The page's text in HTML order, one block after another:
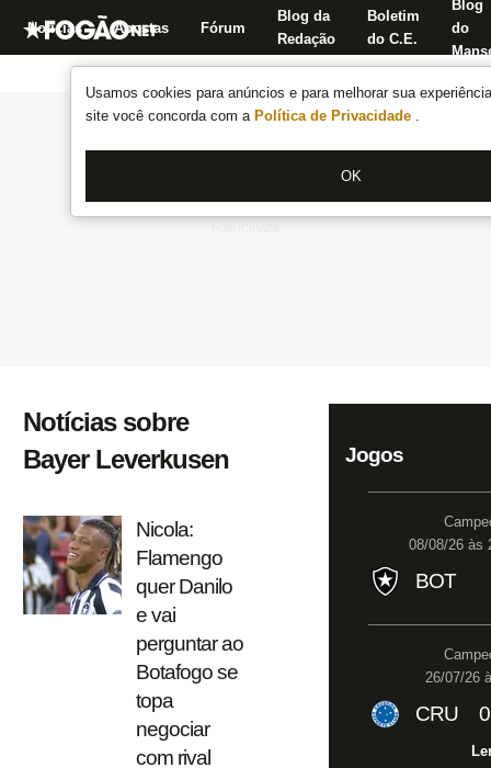
Usamos cookies para anúncios e para melhorar sua
site você concorda com a Política de Privacidade .
OK
Notícias Apostas Fórum
Blog da
Redação
Boletim
do C.E.
Blog
do
Notícias sobre
Bayer Leverkusen
Nicola:
Flamengo
quer Danilo
e vai
perguntar ao
Botafogo se
topa
negociar
com rival
Jogos
08/08/26 às
BOT
26/07/26
CRU 0